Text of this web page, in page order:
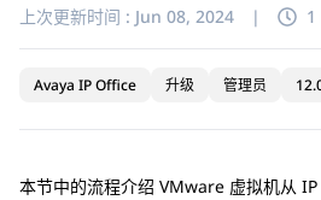
上次更新时间 : Jun 08, 2024 |
Avaya IP Office 升级 管理员
本节中的流程介绍 VMware 虚拟机从